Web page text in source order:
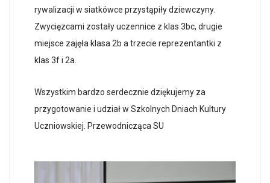
rywalizacji w siatkówce przystąpiły dziewczyny.
Zwycięzcami zostały uczennice z klas 3bc, drugie
miejsce zajęła klasa 2b a trzecie reprezentantki z
klas 3f i 2a.
Wszystkim bardzo serdecznie dziękujemy za
przygotowanie i udział w Szkolnych Dniach Kultury
Uczniowskiej. Przewodnicząca SU